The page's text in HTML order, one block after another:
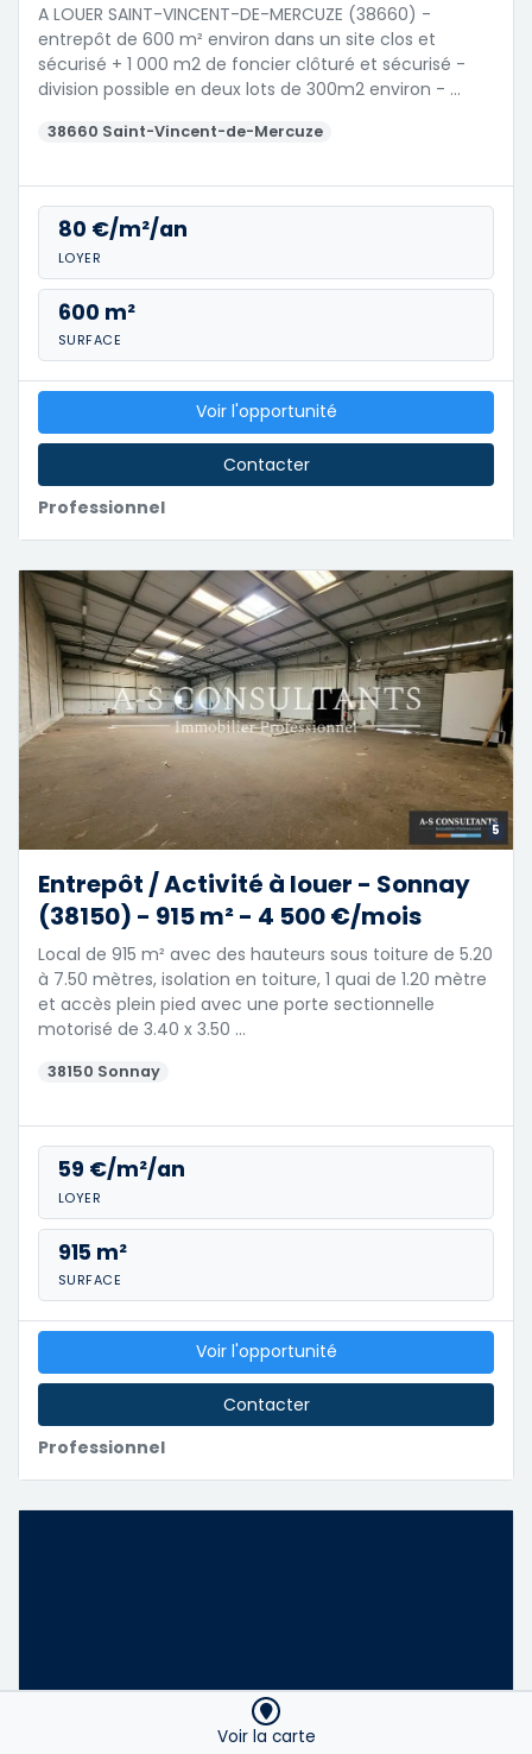
A LOUER SAINT-VINCENT-DE-MERCUZE (38660) -
entrepôt de 600 m² environ dans un site clos et
sécurisé + 1 000 m2 de foncier clôturé et sécurisé -
division possible en deux lots de 300m2 environ - …
38660 Saint-Vincent-de-Mercuze
80 €/m²/an
LOYER
600 m²
SURFACE
Professionnel
Voir l'opportunité
Contacter
5
Entrepôt / Activité à louer - Sonnay
(38150) - 915 m² - 4 500 €/mois
Local de 915 m² avec des hauteurs sous toiture de 5.20
à 7.50 mètres, isolation en toiture, 1 quai de 1.20 mètre
et accès plein pied avec une porte sectionnelle
motorisé de 3.40 x 3.50 …
38150 Sonnay
59 €/m²/an
LOYER
915 m²
SURFACE
Professionnel
Voir l'opportunité
Contacter
Voir la carte